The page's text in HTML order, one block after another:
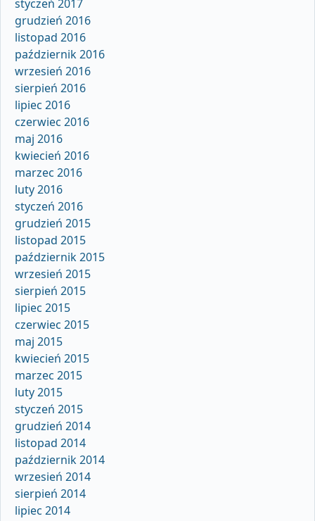
styczeń 2017
grudzień 2016
listopad 2016
październik 2016
wrzesień 2016
sierpień 2016
lipiec 2016
czerwiec 2016
maj 2016
kwiecień 2016
marzec 2016
luty 2016
styczeń 2016
grudzień 2015
listopad 2015
październik 2015
wrzesień 2015
sierpień 2015
lipiec 2015
czerwiec 2015
maj 2015
kwiecień 2015
marzec 2015
luty 2015
styczeń 2015
grudzień 2014
listopad 2014
październik 2014
wrzesień 2014
sierpień 2014
lipiec 2014